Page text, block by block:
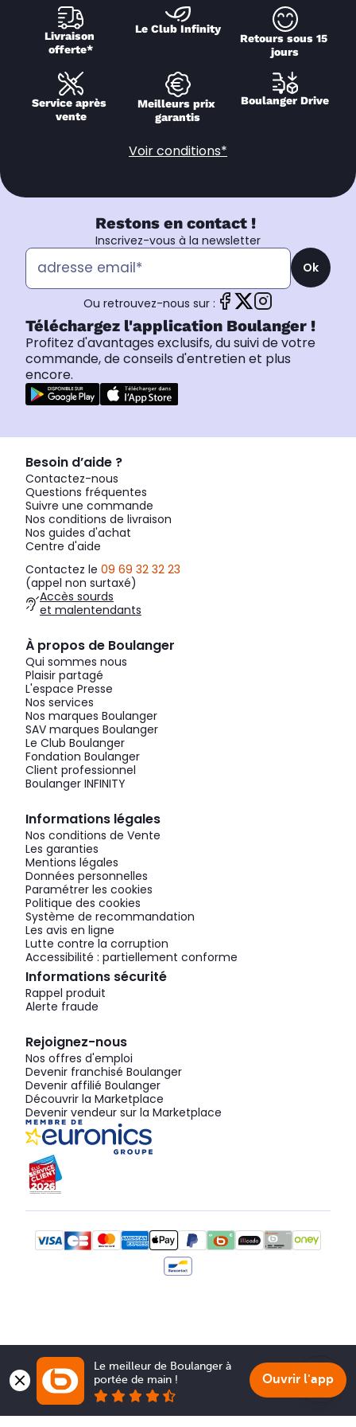
Livraison
offerte*
Le Club Infinity
Retours sous 15
jours
Service après
vente
Meilleurs prix
garantis
Boulanger Drive
Voir conditions*
Restons en contact !
Inscrivez-vous à la newsletter
Ok
Ou retrouvez-nous sur :
Téléchargez l'application Boulanger !
Profitez d'avantages exclusifs, du suivi de votre
commande, de conseils d'entretien et plus
encore.
Besoin d’aide ?
Contactez-nous
Questions fréquentes
Suivre une commande
Nos conditions de livraison
Nos guides d'achat
Centre d'aide
Contactez le 09 69 32 32 23
(appel non surtaxé)
Accès sourds
et malentendants
À propos de Boulanger
Qui sommes nous
Plaisir partagé
L'espace Presse
Nos services
Nos marques Boulanger
SAV marques Boulanger
Le Club Boulanger
Fondation Boulanger
Client professionnel
Boulanger INFINITY
Informations légales
Nos conditions de Vente
Les garanties
Mentions légales
Données personnelles
Paramétrer les cookies
Politique des cookies
Système de recommandation
Les avis en ligne
Lutte contre la corruption
Accessibilité : partiellement conforme
Informations sécurité
Rappel produit
Alerte fraude
Rejoignez-nous
Nos offres d'emploi
Devenir franchisé Boulanger
Devenir affilié Boulanger
Découvrir la Marketplace
Devenir vendeur sur la Marketplace
Le meilleur de Boulanger à
portée de main !
Ouvrir l'app